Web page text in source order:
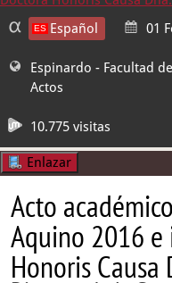
Español 01
Espinardo - Facultad
Actos
10.775 visitas
Enlazar
Acto
Aquino 2016
Honoris Causa